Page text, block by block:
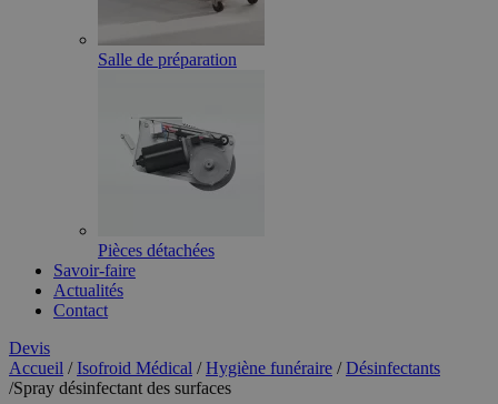
Salle de préparation
Pièces détachées
Savoir-faire
Actualités
Contact
Devis
Accueil /Isofroid Médical /Hygiène funéraire /Désinfectants
/Spray désinfectant des surfaces